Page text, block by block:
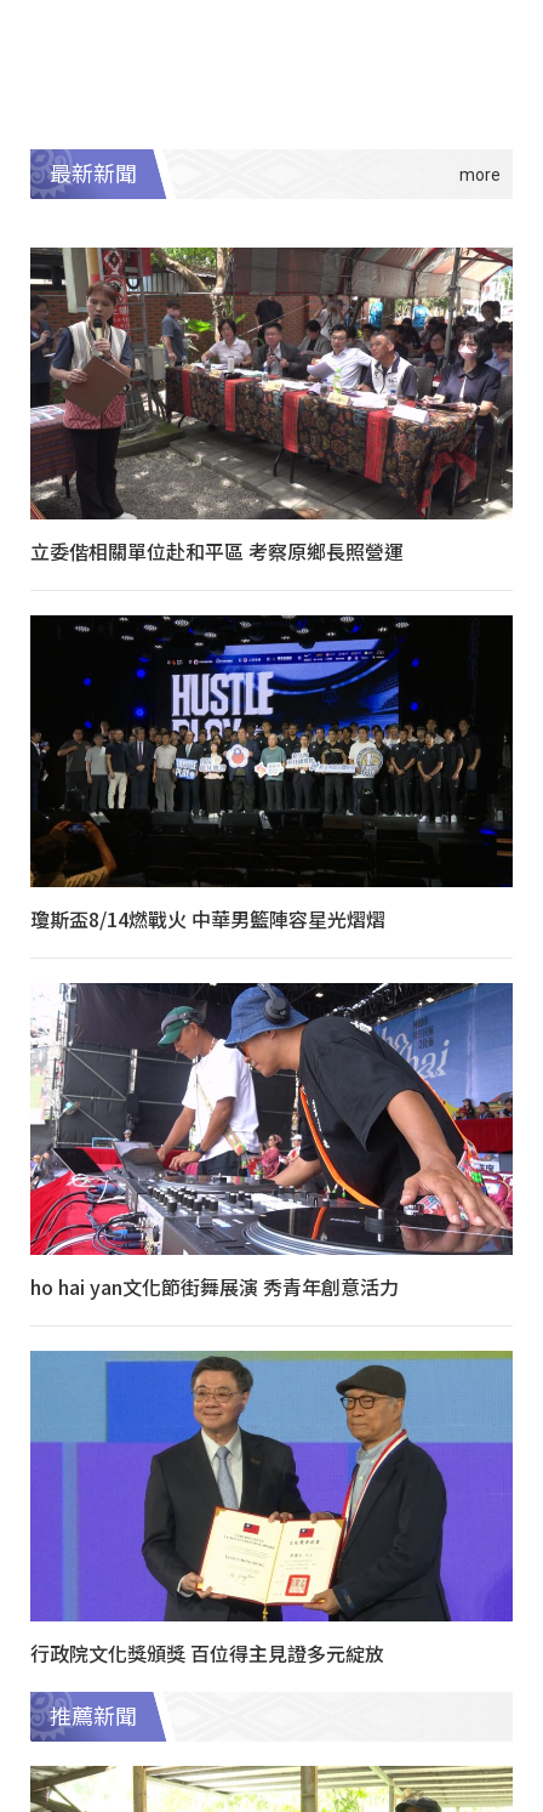
最新新聞
立委偕相關單位赴和平區 考察原鄉長照營運
瓊斯盃8/14燃戰火 中華男籃陣容星光熠熠
ho hai yan文化節街舞展演 秀青年創意活力
行政院文化獎頒獎 百位得主見證多元綻放
推薦新聞